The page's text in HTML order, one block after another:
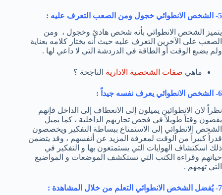
5- الشخص الانطوائي خجول ومن الصعب التعرف عليه :
يتميز الشخص الانطوائي بأنه شخص هادئ وخجول ، ومن
الصعب على الآخرين التعرف عليه حيث أنه يختار كلامه بعناية
ولم يضبع الوقت أو الطاقة في الدردشة التي لا داعي لها .
ماهي صفات الشخصية الادارية الناجحة ؟
6- الشخص الانطوائي يعرف نفسه جيداً :
نظراً لان الانطوائين يميلون إلى الانعطاف إلى الداخل فإنهم
يقضون وقتاً طويلاً في فحص تجاربهم الداخلية ، كما يميل
الشخص الانطوائي إلى الاستمتاع ببساطة التفكير ويخصصون
قدراً كبيراً من الوقت لمعرفة المزيد عن أنفسهم ، وقد يتضمن
ذلك اسكتشاف الهوايات التي يستمتعون بها و التفكير في
حياتهم وقراءة الكتب التي تستكشف الموضعات و المواضيع
التي تهمهم .
7- يُفضل الشخص الانطوائي التعلم من خلال المشاهدة :